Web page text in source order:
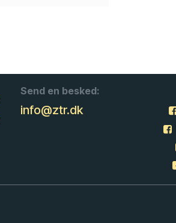
Send en besked:
info@ztr.dk